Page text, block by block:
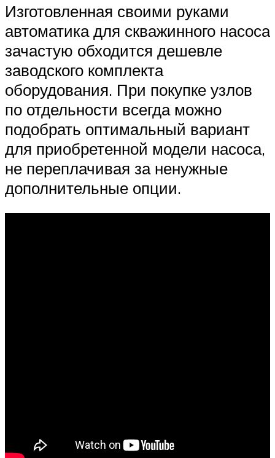
Изготовленная своими руками
автоматика для скважинного насоса
зачастую обходится дешевле
заводского комплекта
оборудования. При покупке узлов
по отдельности всегда можно
подобрать оптимальный вариант
для приобретенной модели насоса,
не переплачивая за ненужные
дополнительные опции.